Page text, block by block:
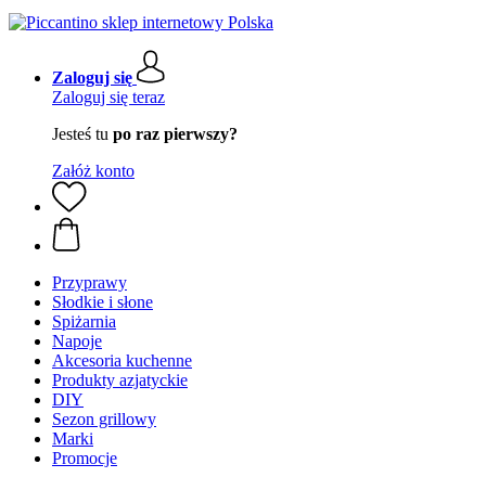
Zaloguj się
Zaloguj się teraz
Jesteś tu po raz pierwszy?
Załóż konto
Przyprawy
Słodkie i słone
Spiżarnia
Napoje
Akcesoria kuchenne
Produkty azjatyckie
DIY
Sezon grillowy
Marki
Promocje